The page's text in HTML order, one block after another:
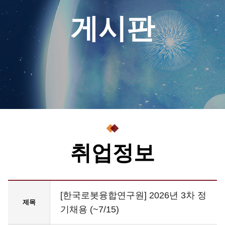
게시판
취업정보
제목
[한국로봇융합연구원] 2026년 3차 정
기채용 (~7/15)